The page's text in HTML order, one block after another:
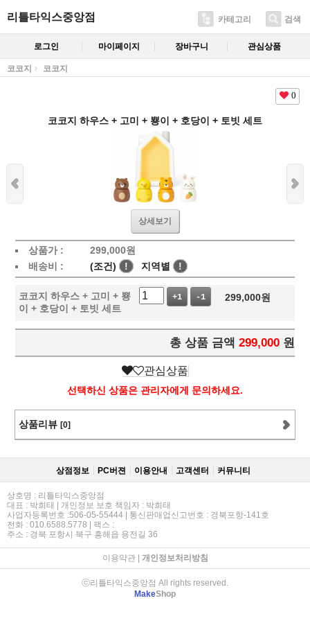
리틀타익스중앙점 카테고리 검색
로그인 마이페이지 장바구니 관심상품
코코지 코코지
0
코코지 하우스 + 고미 + 뿅이 + 호당이 + 토빗 세트
상세보기
상품가 : 299,000원
배송비 :
(조건) ! 지역별 !
코코지 하우스 + 고미 + 뿅
이 + 호당이 + 토빗 세트
+1 -1 299,000원
총 상품 금액 299,000 원
관심상품
선택하신 상품은 관리자에게 문의하세요.
상품리뷰 [0]
상점정보 PC버젼 이용안내 고객센터 커뮤니티
상호명 : 리틀타익스중앙점
대표 : 박희태 | 개인정보 보호 책임자 : 박희태
사업자등록번호 :506-05-55444 | 통신판매업신고번호 : 경북포항-141호
전화 : 010.6588.5778 | 팩스 :
주소 : 경북 포항시 북구 흥해읍 용전길 36
이용약관| 개인정보처리방침
ⓒ리틀타익스중앙점 All rights reserved.
MakeShop